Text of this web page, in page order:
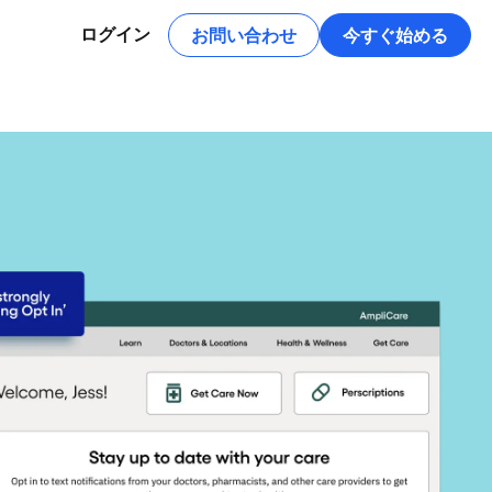
ログイン お問い合わせ 今すぐ始める